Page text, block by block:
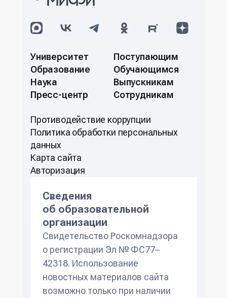
Университет
Образование
Наука
Пресс-центр
Поступающим
Обучающимся
Выпускникам
Сотрудникам
Противодействие коррупции
Политикa обработки персональных
данных
Карта сайта
Авторизация
Сведения
об образовательной
организации
Свидетельство Роскомнадзора
о регистрации Эл № ФС77–
42318. Использование
новостных материалов сайта
возможно только при наличии